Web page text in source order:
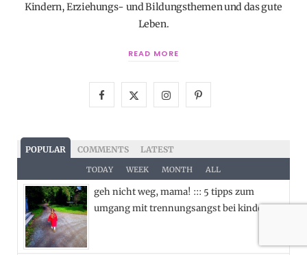
Kindern, Erziehungs- und Bildungsthemen und das gute
Leben.
READ MORE
c
e
b
T
w
i
I
s
t
a
P
e
POPULAR COMMENTS LATEST
TODAY WEEK MONTH ALL
geh nicht weg, mama! ::: 5 tipps zum
umgang mit trennungsangst bei kindern